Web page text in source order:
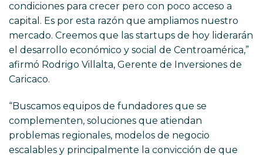
condiciones para crecer pero con poco acceso a
capital. Es por esta razón que ampliamos nuestro
mercado. Creemos que las startups de hoy liderarán
el desarrollo económico y social de Centroamérica,”
afirmó Rodrigo Villalta, Gerente de Inversiones de
Caricaco.
“Buscamos equipos de fundadores que se
complementen, soluciones que atiendan
problemas regionales, modelos de negocio
escalables y principalmente la convicción de que